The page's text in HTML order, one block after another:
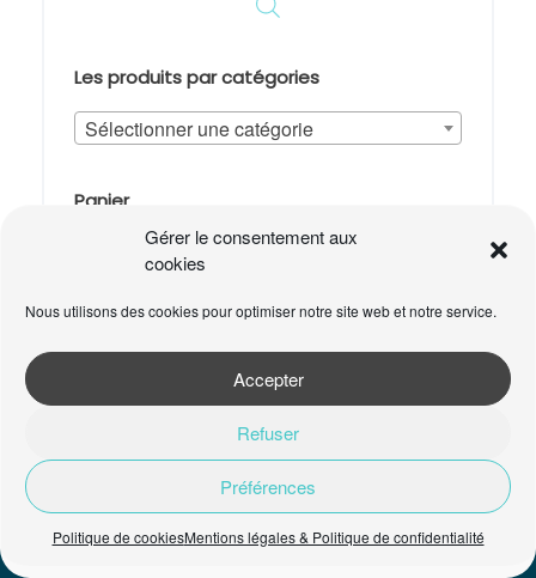
Gérer le consentement aux
cookies
Nous utilisons des cookies pour optimiser notre site web et notre service.
Accepter
Refuser
Préférences
Politique de cookiesMentions légales & Politique de confidentialité
Les produits par catégories
Sélectionner une catégorie
Panier
Votre panier est vide.
ADA - Allures d'Ailleurs © 2026
Mentions légales & Politique de
confidentialité